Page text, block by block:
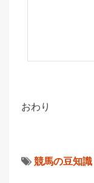
おわり
競馬の豆知識